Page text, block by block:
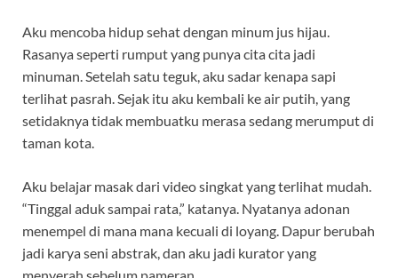
Aku mencoba hidup sehat dengan minum jus hijau.
Rasanya seperti rumput yang punya cita cita jadi
minuman. Setelah satu teguk, aku sadar kenapa sapi
terlihat pasrah. Sejak itu aku kembali ke air putih, yang
setidaknya tidak membuatku merasa sedang merumput di
taman kota.
Aku belajar masak dari video singkat yang terlihat mudah.
“Tinggal aduk sampai rata,” katanya. Nyatanya adonan
menempel di mana mana kecuali di loyang. Dapur berubah
jadi karya seni abstrak, dan aku jadi kurator yang